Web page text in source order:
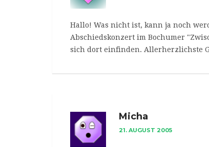
Hallo! Was nicht ist, kann ja noch
Abschiedskonzert im Bochumer
sich dort einfinden. Allerherzlichste
Micha
21. AUGUST 2005